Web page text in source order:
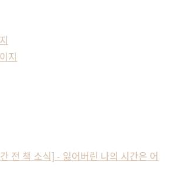
지
전 책 소식] - 잃어버린 나의 시간은 어